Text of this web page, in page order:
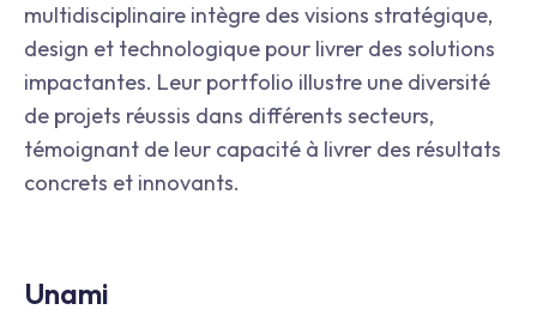
multidisciplinaire intègre des visions stratégique,
design et technologique pour livrer des solutions
impactantes. Leur portfolio illustre une diversité
de projets réussis dans différents secteurs,
témoignant de leur capacité à livrer des résultats
concrets et innovants.
Unami